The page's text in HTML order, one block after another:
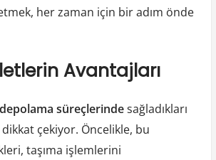
her zaman için bir adım önde
Avantajları
depolama süreçlerindesağladıkları
çekiyor. Öncelikle, bu
taşıma işlemlerini